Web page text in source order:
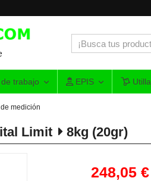
trabajo EPIS
medición
Limit 8kg (20gr)
248,05